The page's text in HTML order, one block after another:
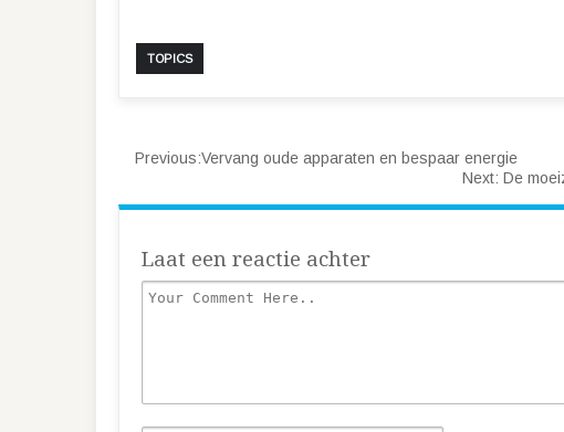
TOPICS
Previous:Vervang oude apparaten en bespaar energie
Next: De
Laat een reactie achter